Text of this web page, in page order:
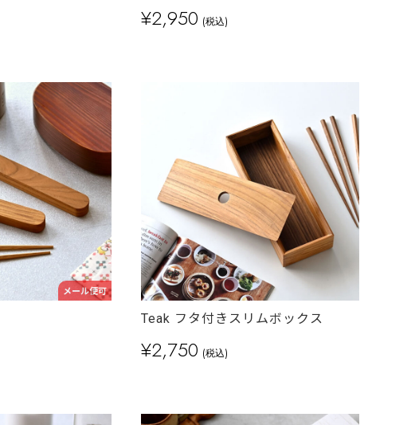
¥2,950 (税込)
メール便可
Teak フタ付きスリムボックス
¥2,750 (税込)